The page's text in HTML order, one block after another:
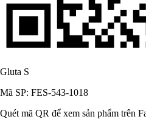
Gluta S
Mã SP: FES-543-1018
Quét mã QR để xem sản phẩm trên